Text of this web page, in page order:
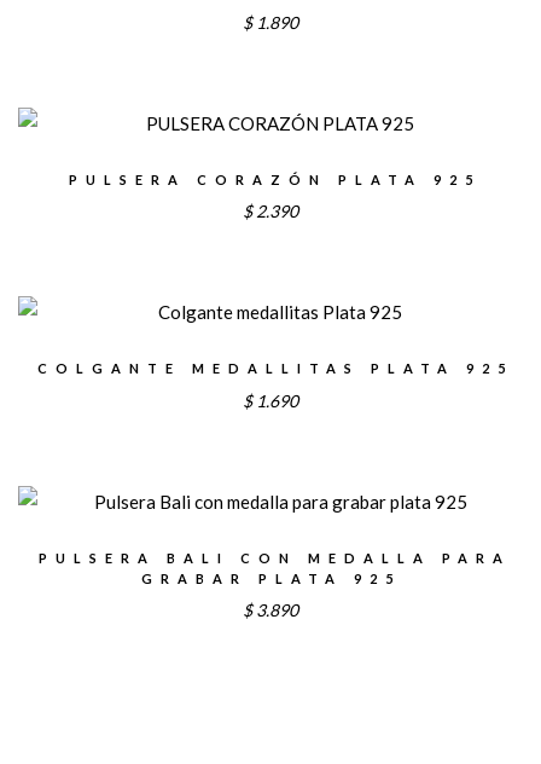
$ 1.890
PULSERA CORAZÓN PLATA 925
$ 2.390
COLGANTE MEDALLITAS PLATA 925
$ 1.690
PULSERA BALI CON MEDALLA PARA
GRABAR PLATA 925
$ 3.890